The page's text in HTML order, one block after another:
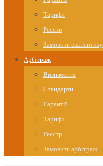
Тарифи
Реєстр
Замовити експертизу
Арбітраж
Визначення
Стандарти
Гарантії
Тарифи
Реєстр
Замовити арбітраж